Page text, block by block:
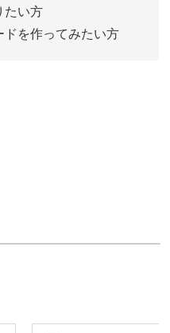
たい方
を作ってみたい方
しい時間に癒されます